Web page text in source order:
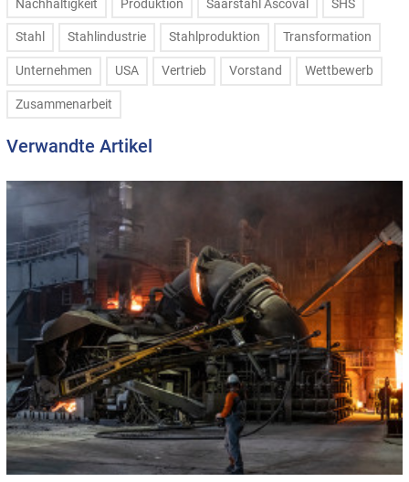
Nachhaltigkeit Produktion Saarstahl Ascoval SHS
Stahl Stahlindustrie Stahlproduktion Transformation
Unternehmen USA Vertrieb Vorstand Wettbewerb
Zusammenarbeit
Verwandte Artikel